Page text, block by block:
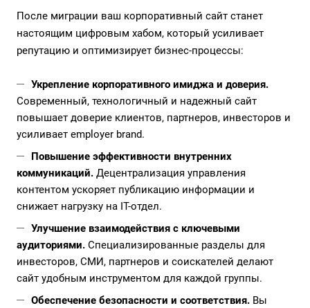
После миграции ваш корпоративный сайт станет
настоящим цифровым хабом, который усиливает
репутацию и оптимизирует бизнес-процессы:
Укрепление корпоративного имиджа и доверия.
Современный, технологичный и надежный сайт
повышает доверие клиентов, партнеров, инвесторов и
усиливает employer brand.
Повышение эффективности внутренних
коммуникаций. Децентрализация управления
контентом ускоряет публикацию информации и
снижает нагрузку на IT-отдел.
Улучшение взаимодействия с ключевыми
аудиториями. Специализированные разделы для
инвесторов, СМИ, партнеров и соискателей делают
сайт удобным инструментом для каждой группы.
Обеспечение безопасности и соответствия. Вы